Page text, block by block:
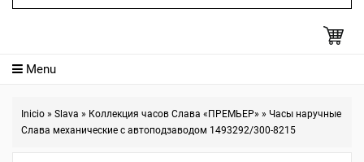
Menu
Inicio » Slava » Коллекция часов Слава «ПРЕМЬЕР» » Часы наручные
Слава механические с автоподзаводом 1493292/300-8215